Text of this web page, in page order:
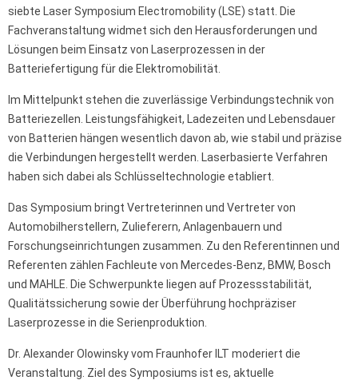
siebte Laser Symposium Electromobility (LSE) statt. Die
Fachveranstaltung widmet sich den Herausforderungen und
Lösungen beim Einsatz von Laserprozessen in der
Batteriefertigung für die Elektromobilität.
Im Mittelpunkt stehen die zuverlässige Verbindungstechnik von
Batteriezellen. Leistungsfähigkeit, Ladezeiten und Lebensdauer
von Batterien hängen wesentlich davon ab, wie stabil und präzise
die Verbindungen hergestellt werden. Laserbasierte Verfahren
haben sich dabei als Schlüsseltechnologie etabliert.
Das Symposium bringt Vertreterinnen und Vertreter von
Automobilherstellern, Zulieferern, Anlagenbauern und
Forschungseinrichtungen zusammen. Zu den Referentinnen und
Referenten zählen Fachleute von Mercedes-Benz, BMW, Bosch
und MAHLE. Die Schwerpunkte liegen auf Prozessstabilität,
Qualitätssicherung sowie der Überführung hochpräziser
Laserprozesse in die Serienproduktion.
Dr. Alexander Olowinsky vom Fraunhofer ILT moderiert die
Veranstaltung. Ziel des Symposiums ist es, aktuelle